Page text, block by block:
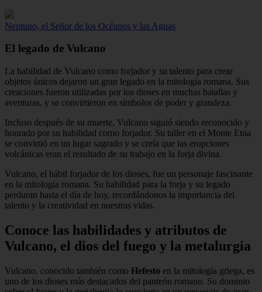
Neptuno, el Señor de los Océanos y las Aguas
El legado de Vulcano
La habilidad de Vulcano como forjador y su talento para crear
objetos únicos dejaron un gran legado en la mitología romana. Sus
creaciones fueron utilizadas por los dioses en muchas batallas y
aventuras, y se convirtieron en símbolos de poder y grandeza.
Incluso después de su muerte, Vulcano siguió siendo reconocido y
honrado por su habilidad como forjador. Su taller en el Monte Etna
se convirtió en un lugar sagrado y se creía que las erupciones
volcánicas eran el resultado de su trabajo en la forja divina.
Vulcano, el hábil forjador de los dioses, fue un personaje fascinante
en la mitología romana. Su habilidad para la forja y su legado
perduran hasta el día de hoy, recordándonos la importancia del
talento y la creatividad en nuestras vidas.
Conoce las habilidades y atributos de
Vulcano, el dios del fuego y la metalurgia
Vulcano, conocido también como Hefesto en la mitología griega, es
uno de los dioses más destacados del panteón romano. Su dominio